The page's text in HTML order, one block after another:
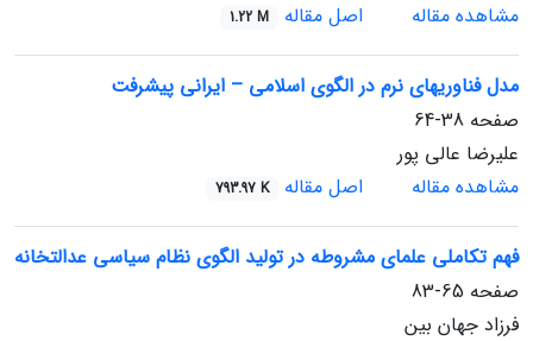
مشاهده مقاله
اصل مقاله 1.22 M
مدل فناوریهای نرم در الگوی اسلامی – ایرانی پیشرفت
صفحه 38-64
علیرضا عالی پور
مشاهده مقاله
اصل مقاله 793.97 K
فهم تکاملی علمای مشروطه در تولید الگوی نظام سیاسی عدالتخانه
صفحه 65-83
فرزاد جهان بین